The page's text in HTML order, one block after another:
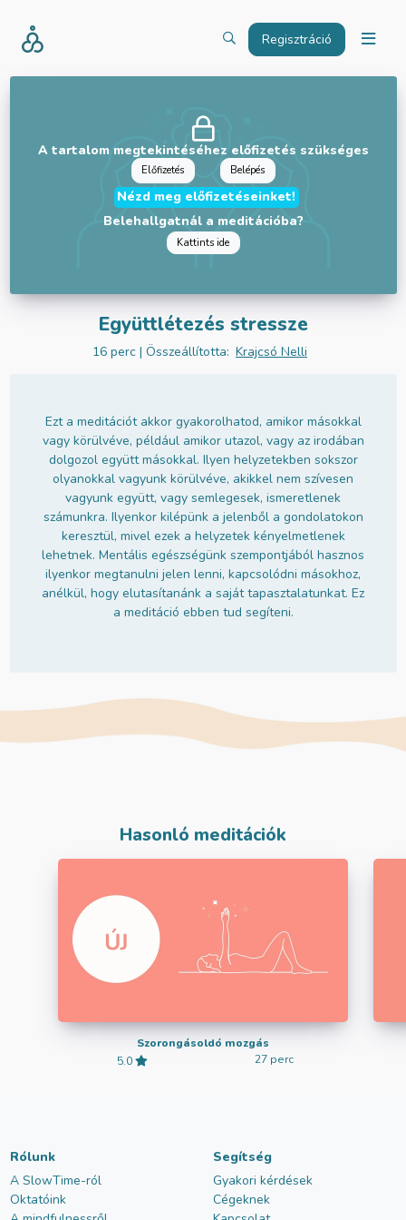
Regisztráció
A tartalom megtekintéséhez előfizetés szükséges
Előfizetés Belépés
Nézd meg előfizetéseinket!
Belehallgatnál a meditációba?
Kattints ide
Együttlétezés stressze
16 perc | Összeállította: Krajcsó Nelli
Ezt a meditációt akkor gyakorolhatod, amikor másokkal
vagy körülvéve, például amikor utazol, vagy az irodában
dolgozol együtt másokkal. Ilyen helyzetekben sokszor
olyanokkal vagyunk körülvéve, akikkel nem szívesen
vagyunk együtt, vagy semlegesek, ismeretlenek
számunkra. Ilyenkor kilépünk a jelenből a gondolatokon
keresztül, mivel ezek a helyzetek kényelmetlenek
lehetnek. Mentális egészségünk szempontjából hasznos
ilyenkor megtanulni jelen lenni, kapcsolódni másokhoz,
anélkül, hogy elutasítanánk a saját tapasztalatunkat. Ez
a meditáció ebben tud segíteni.
Hasonló meditációk
Szorongásoldó mozgás
5.0
27 perc
Rólunk
A SlowTime-ról
Oktatóink
Segítség
Gyakori kérdések
Cégeknek